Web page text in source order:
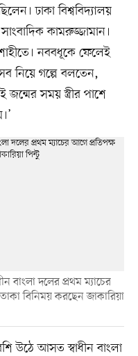
ঢাকা বিশ্ববিদ্যালয়
কামরুজ্জামান।
নববধূকে ফেলেই
নিয়ে গল্পে বলতেন,
সময় স্ত্রীর পাশে
বাংলা দলের প্রথম ম্যাচের
বিনিময় করছেন জাকারিয়া
উঠে আসত স্বাধীন বাংলা